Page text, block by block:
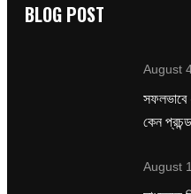
BLOG POST
August
কেন
August